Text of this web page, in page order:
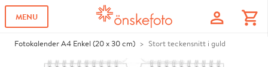
MENU profile shopping_cart
Fotokalender A4 Enkel (20 x 30 cm) Stort teckensnitt i guld